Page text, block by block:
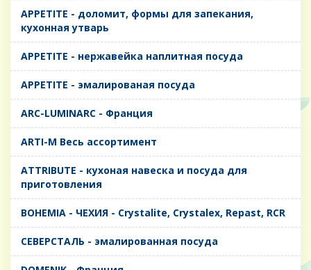
APPETITE - доломит, формы для запекания,
кухонная утварь
APPETITE - нержавейка наплитная посуда
APPETITE - эмалированая посуда
ARC-LUMINARC - Франция
ARTI-M Весь ассортимент
ATTRIBUTE - кухоная навеска и посуда для
приготовления
BOHEMIA - ЧЕХИЯ - Crystalite, Crystalex, Repast, RCR
CЕВЕРСТАЛЬ - эмалированная посуда